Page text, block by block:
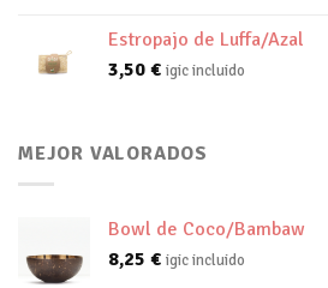
Estropajo de Luffa/Azal
3,50 € igic incluido
MEJOR VALORADOS
Bowl de Coco/Bambaw
8,25 € igic incluido